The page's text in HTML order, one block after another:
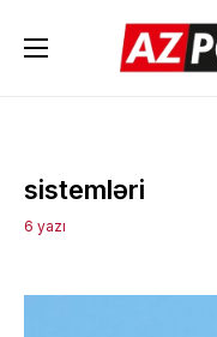
sistemləri
6 yazı